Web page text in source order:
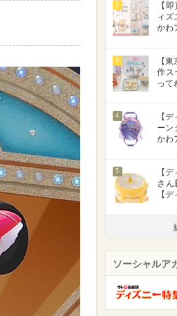
2
【
ィズ
かわ
3
【
作ス
って
4
【
ーン
かわ
5
【
さ
【
ソーシャルア